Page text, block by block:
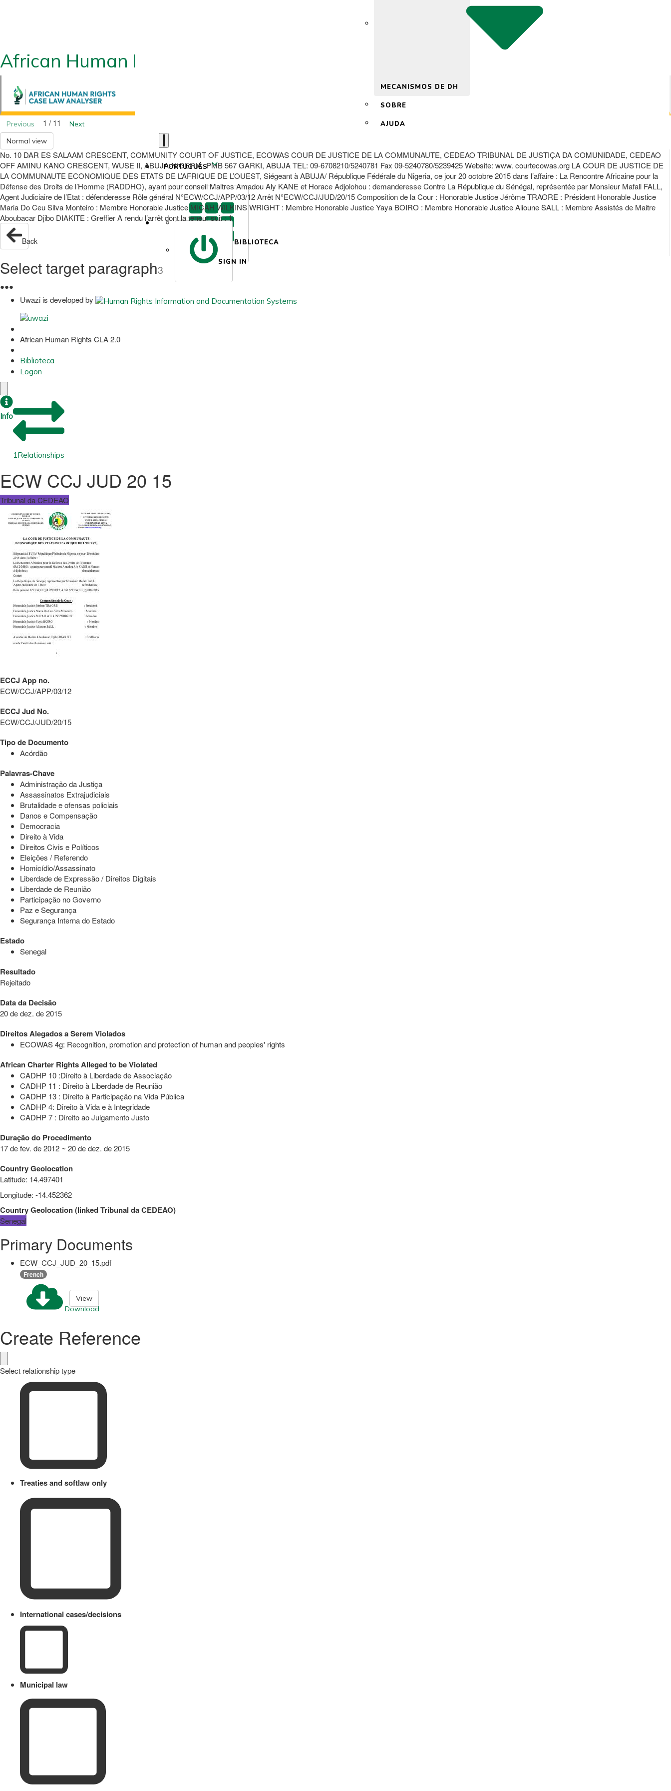
African Human Rights CLA 2.0
MECANISMOS DE DH
SOBRE
AJUDA
PORTUGUÊS
BIBLIOTECA
SIGN IN
Previous 1 / 11
Next
Normal view
No. 10 DAR ES SALAAM CRESCENT, COMMUNITY COURT OF JUSTICE, ECOWAS COUR DE JUSTICE DE LA COMMUNAUTE, CEDEAO TRIBUNAL DE JUSTIÇA DA COMUNIDADE, CEDEAO
OFF AMINU KANO CRESCENT, WUSE II, ABUJA-NIGERIA. PMB 567 GARKI, ABUJA TEL: 09-6708210/5240781 Fax 09-5240780/5239425 Website: www. courtecowas.org LA COUR DE JUSTICE DE
LA COMMUNAUTE ECONOMIQUE DES ETATS DE L’AFRIQUE DE L’OUEST, Siégeant à ABUJA/ République Fédérale du Nigeria, ce jour 20 octobre 2015 dans l’affaire : La Rencontre Africaine pour la
Défense des Droits de l’Homme (RADDHO), ayant pour conseil Maitres Amadou Aly KANE et Horace Adjolohou : demanderesse Contre La République du Sénégal, représentée par Monsieur Mafall FALL,
Agent Judiciaire de l’Etat : défenderesse Rôle général N°ECW/CCJ/APP/03/12 Arrêt N°ECW/CCJ/JUD/20/15 Composition de la Cour : Honorable Justice Jérôme TRAORE : Président Honorable Justice
Maria Do Ceu Silva Monteiro : Membre Honorable Justice MICAH WILKINS WRIGHT : Membre Honorable Justice Yaya BOIRO : Membre Honorable Justice Alioune SALL : Membre Assistés de Maitre
Aboubacar Djibo DIAKITE : Greffier A rendu l’arrêt dont la teneur suit : 1
Back
Select target paragraph3
●●●
Uwazi is developed by
African Human Rights CLA 2.0
Biblioteca
Logon
Info
1Relationships
ECW CCJ JUD 20 15
Tribunal da CEDEAO
ECCJ App no.
ECW/CCJ/APP/03/12
ECCJ Jud No.
ECW/CCJ/JUD/20/15
Tipo de Documento
Acórdão
Palavras-Chave
Administração da Justiça
Assassinatos Extrajudiciais
Brutalidade e ofensas policiais
Danos e Compensação
Democracia
Direito à Vida
Direitos Civis e Políticos
Eleições / Referendo
Homicídio/Assassinato
Liberdade de Expressão / Direitos Digitais
Liberdade de Reunião
Participação no Governo
Paz e Segurança
Segurança Interna do Estado
Estado
Senegal
Resultado
Rejeitado
Data da Decisão
20 de dez. de 2015
Direitos Alegados a Serem Violados
ECOWAS 4g: Recognition, promotion and protection of human and peoples' rights
African Charter Rights Alleged to be Violated
CADHP 10 :Direito à Liberdade de Associação
CADHP 11 : Direito à Liberdade de Reunião
CADHP 13 : Direito à Participação na Vida Pública
CADHP 4: Direito à Vida e à Integridade
CADHP 7 : Direito ao Julgamento Justo
Duração do Procedimento
17 de fev. de 2012 ~ 20 de dez. de 2015
Country Geolocation
Latitude: 14.497401
Longitude: -14.452362
Country Geolocation(linkedTribunal da CEDEAO)
Senegal
Primary Documents
ECW_CCJ_JUD_20_15.pdf
French
Download
View
Create Reference
Select relationship type
Treaties and softlaw only
International cases/decisions
Municipal law